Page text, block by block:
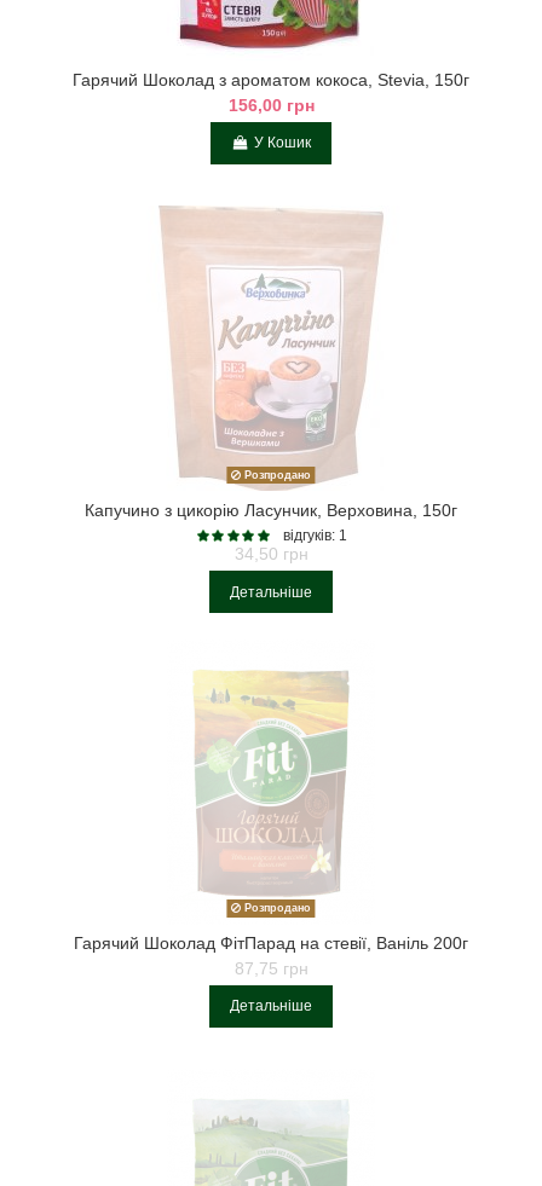
Гарячий Шоколад з ароматом кокоса, Stevia, 150г
156,00 грн
У Кошик
Розпродано
Капучино з цикорію Ласунчик, Верховина, 150г
відгуків: 1
34,50 грн
Детальніше
Розпродано
Гарячий Шоколад ФітПарад на стевії, Ваніль 200г
87,75 грн
Детальніше